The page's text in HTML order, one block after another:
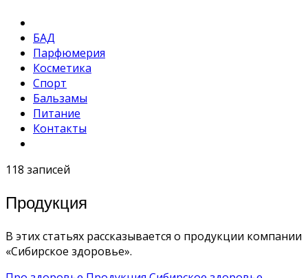
БАД
Парфюмерия
Косметика
Спорт
Бальзамы
Питание
Контакты
118 записей
Продукция
В этих статьях рассказывается о продукции компании
«Сибирское здоровье».